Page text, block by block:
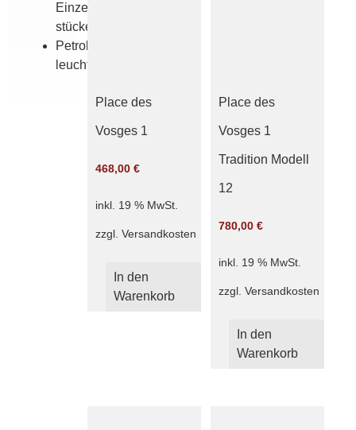
Einzel­
stücke
Petroleum­
leuchten
Place des
Vosges 1
468,00 €
inkl. 19 % MwSt.
zzgl. Versandkosten
In den
Warenkorb
Place des
Vosges 1
Tradition Modell
12
780,00 €
inkl. 19 % MwSt.
zzgl. Versandkosten
In den
Warenkorb